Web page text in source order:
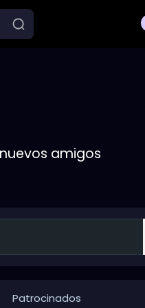
amigos
Patrocinados